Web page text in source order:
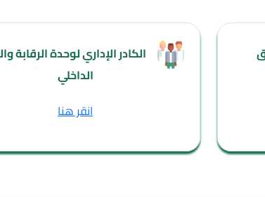
الكادر الإداري لوحدة الرقابة والتدقيق